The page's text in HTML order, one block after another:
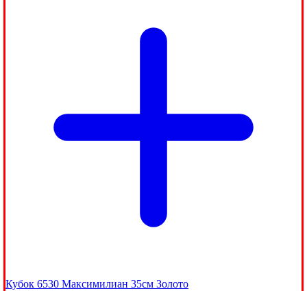
Кубок 6530 Максимилиан 35см Золото